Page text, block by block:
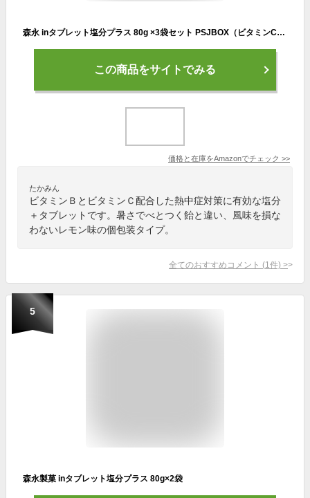
森永 inタブレット塩分プラス 80g ×3袋セット PSJBOX（ビタミンC／クエン酸／ブドウ糖／ビタミンB群7種）個包装 レモン味 インタブレット 塩タブレット プラス 塩分チャージタブレット 塩飴 塩分補給
この商品をサイトでみる
価格と在庫をAmazonでチェック >>
たかみん
ビタミンＢとビタミンＣ配合した熱中症対策に有効な塩分
＋タブレットです。暑さでべとつく飴と違い、風味を損な
わないレモン味の個包装タイプ。
全てのおすすめコメント (1 件) >
5
森永製菓 inタブレット塩分プラス 80g×2袋